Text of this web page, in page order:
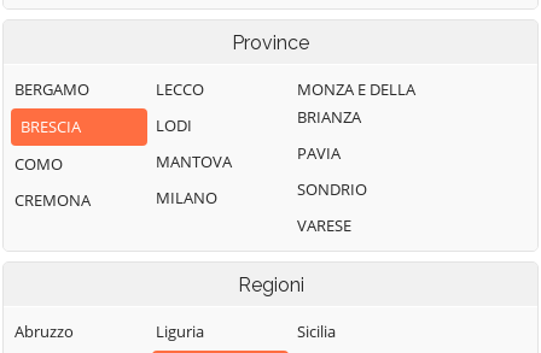
Barbariga
Bassano
Bresciano
Bedizzole
Berlingo
Berzo Inferiore
Bione
Gianico
Gussago
Idro
Incudine
Irma
Isorella
Leno
Ponte di Legno
Pontevico
Pontoglio
Pozzolengo
Pralboino
Preseglie
Prevalle
Provaglio d'Iseo
Sabbia
Province
BERGAMO
BRESCIA
COMO
CREMONA
LECCO
LODI
MANTOVA
MILANO
MONZA E DELLA
BRIANZA
PAVIA
SONDRIO
VARESE
Regioni
Abruzzo
Liguria
Sicilia